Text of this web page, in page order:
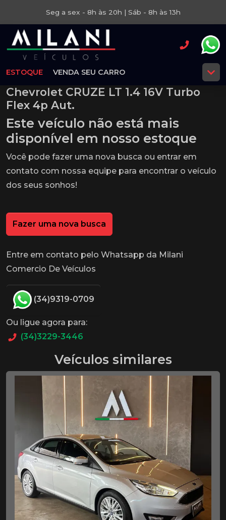
Seg a sex - 8h às 20h | Sáb - 8h às 13h
ESTOQUE VENDA SEU CARRO
Chevrolet CRUZE LT 1.4 16V Turbo
Flex 4p Aut.
Este veículo não está mais
disponível em nosso estoque
Você pode fazer uma nova busca ou entrar em
contato com nossa equipe para encontrar o veículo
dos seus sonhos!
Fazer uma nova busca
Entre em contato pelo Whatsapp da Milani
Comercio De Veículos
(34)9319-0709
Ou ligue agora para:
(34)3229-3446
Veículos similares